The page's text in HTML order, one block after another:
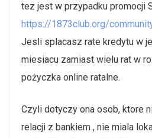
tez jest w przypadku promocji
https://1873club.org/
Jesli splacasz rate kredytu w
miesiacu zamiast wielu rat w
pożyczka online ratalne.
Czyli dotyczy ona osob, ktore
relacji z bankiem , nie miala